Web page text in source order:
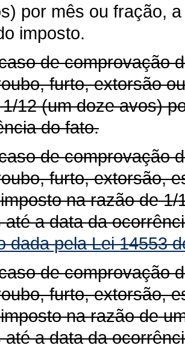
por mês ou fração,
imposto.
de comprovação
furto, extorsão
12 (um doze avos)
do fato.
de comprovação
furto, extorsão,
na razão de
até a data da
dada pela Lei 14553
de comprovação
furto, extorsão,
na razão de
até a data da